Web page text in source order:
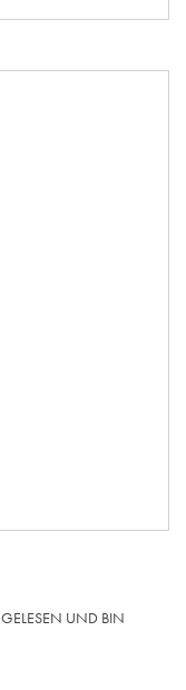
GELESEN UND BIN